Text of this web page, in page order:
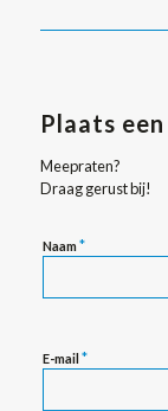
Plaats
Meepraten?
Draag gerust bij!
Naam*
E-mail*